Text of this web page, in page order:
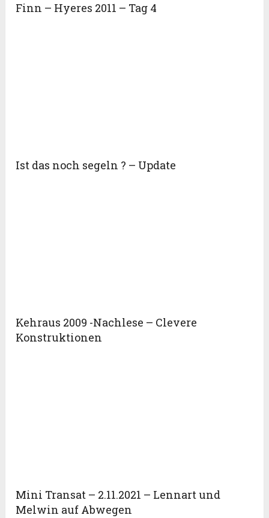
Finn – Hyeres 2011 – Tag 4
Ist das noch segeln ? – Update
Kehraus 2009 -Nachlese – Clevere
Konstruktionen
Mini Transat – 2.11.2021 – Lennart und
Melwin auf Abwegen